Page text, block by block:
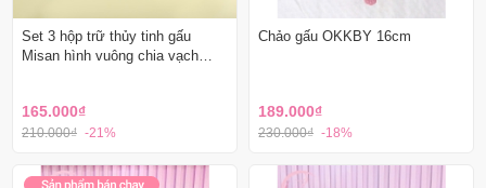
Set 3 hộp trữ thủy tinh gấu
Misan hình vuông chia vạch
165.000₫
210.000₫ -21%
Chảo gấu OKKBY 16cm
189.000₫
230.000₫ -18%